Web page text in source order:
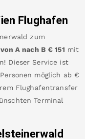
Flughafen
zum
A nach B €151 mit
Dieser Service ist
möglich ab €
Flughafentransfer
Terminal